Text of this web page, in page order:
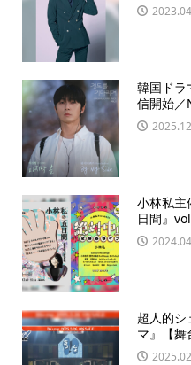
韓国ドラ
信開始／
小林私主
日間』
超人的シ
マ』【舞